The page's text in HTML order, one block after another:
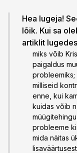
Hea lugeja!
lõik. Kui sa
artiklit
miks võib
paigaldus
probleemiks;
milliseid
enne, kui
kuidas võib
probleeme
mida näitas